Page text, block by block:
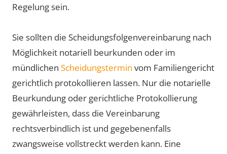
Regelung sein.
Sie sollten die Scheidungsfolgenvereinbarung nach
Möglichkeit notariell beurkunden oder im
mündlichen Scheidungstermin vom Familiengericht
gerichtlich protokollieren lassen. Nur die notarielle
Beurkundung oder gerichtliche Protokollierung
gewährleisten, dass die Vereinbarung
rechtsverbindlich ist und gegebenenfalls
zwangsweise vollstreckt werden kann. Eine